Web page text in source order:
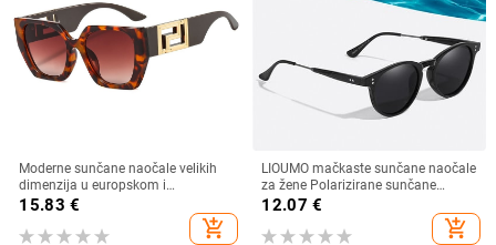
Moderne sunčane naočale velikih
dimenzija u europskom i
američkom stilu, ženske četvrtaste
sunčane naočale s otvorenim
krojem i širokim nogama,
15.83 €
add_shopping_cart
LIOUMO mačkaste sunčane naočale
za žene Polarizirane sunčane
naočale za muškarce Anti-Glare
Vintage naočale Trendy Shade
Brown Lens zonnebril dames
12.07 €
add_shopping_cart